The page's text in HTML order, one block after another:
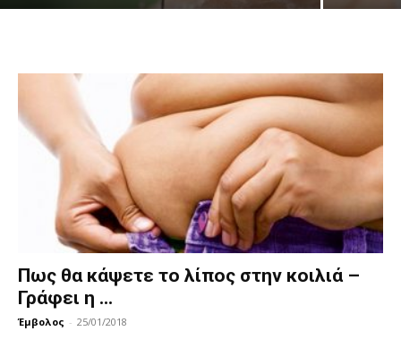
Πως θα κάψετε το λίπος στην κοιλιά –
Γράφει η ...
Έμβολος - 25/01/2018